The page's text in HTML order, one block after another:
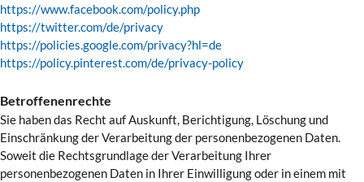
https://www.facebook.com/policy.php
https://twitter.com/de/privacy
https://policies.google.com/privacy?hl=de
https://policy.pinterest.com/de/privacy-policy
Betroffenenrechte
Sie haben das Recht auf Auskunft, Berichtigung, Löschung und
Einschränkung der Verarbeitung der personenbezogenen Daten.
Soweit die Rechtsgrundlage der Verarbeitung Ihrer
personenbezogenen Daten in Ihrer Einwilligung oder in einem mit